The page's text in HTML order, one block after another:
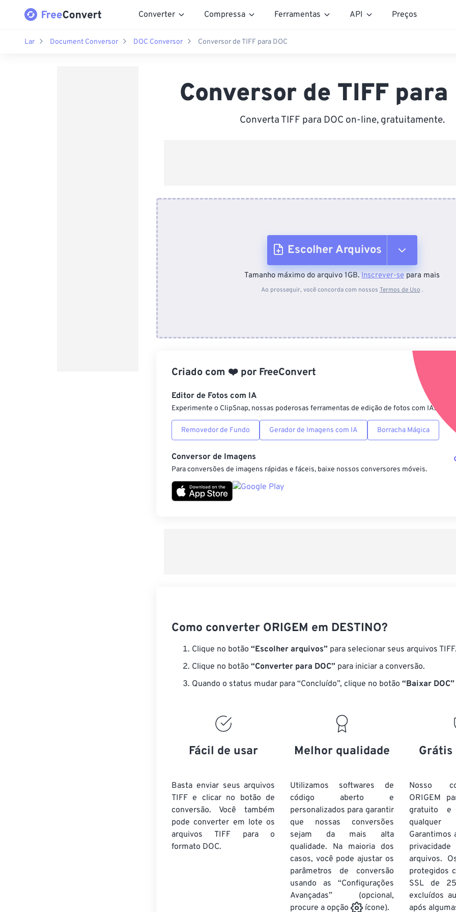
Converter Compressa Ferramentas API Preços
Lar Document Conversor DOC Conversor Conversor de TIFF para DOC
Conversor de TIFF para
Converta TIFF para DOC on-line, gratuitamente.
Escolher Arquivos
Do dispositivo
Da URL
Tamanho máximo do arquivo 1GB. Inscrever-se para mais
Ao prosseguir, você concorda com nossos Termos de Uso .
Criado com ❤️ por FreeConvert
Editor de Fotos com IA
Experimente o ClipSnap, nossas poderosas ferramentas de edição de fotos com IA.
Removedor de Fundo Gerador de Imagens com IA Borracha Mágica
Conversor de Imagens
Para conversões de imagens rápidas e fáceis, baixe nossos conversores móveis.
Como converter ORIGEM em DESTINO?
Clique no botão “Escolher arquivos” para selecionar seus arquivos
Clique no botão “Converter para DOC” para iniciar a conversão.
Quando o status mudar para “Concluído”, clique no botão “Baixar DOC”
Fácil de usar
Basta enviar seus arquivos
TIFF e clicar no botão de
conversão. Você também
pode converter em loteos
arquivos TIFFpara o
formato DOC.
Melhor qualidade
Utilizamos softwares de
código aberto e
personalizados para garantir
que nossas conversões
sejam da mais alta
qualidade. Na maioria dos
casos, você pode ajustar os
parâmetros de conversão
usando as “Configurações
Avançadas” (opcional,
procure a opção
ícone).
Grátis
Nosso
ORIGEM
gratuito e
qualquer
Garantimos
arquivos.
protegidos
SSL de
excluídos
após